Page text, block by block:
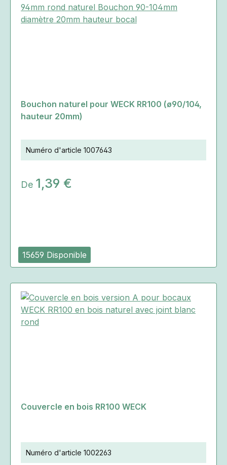
15659 Disponible
Bouchon naturel pour WECK RR100 (ø90/104,
hauteur 20mm)
Numéro d'article 1007643
De 1,39 €
Couvercle en bois RR100 WECK
Numéro d'article 1002263